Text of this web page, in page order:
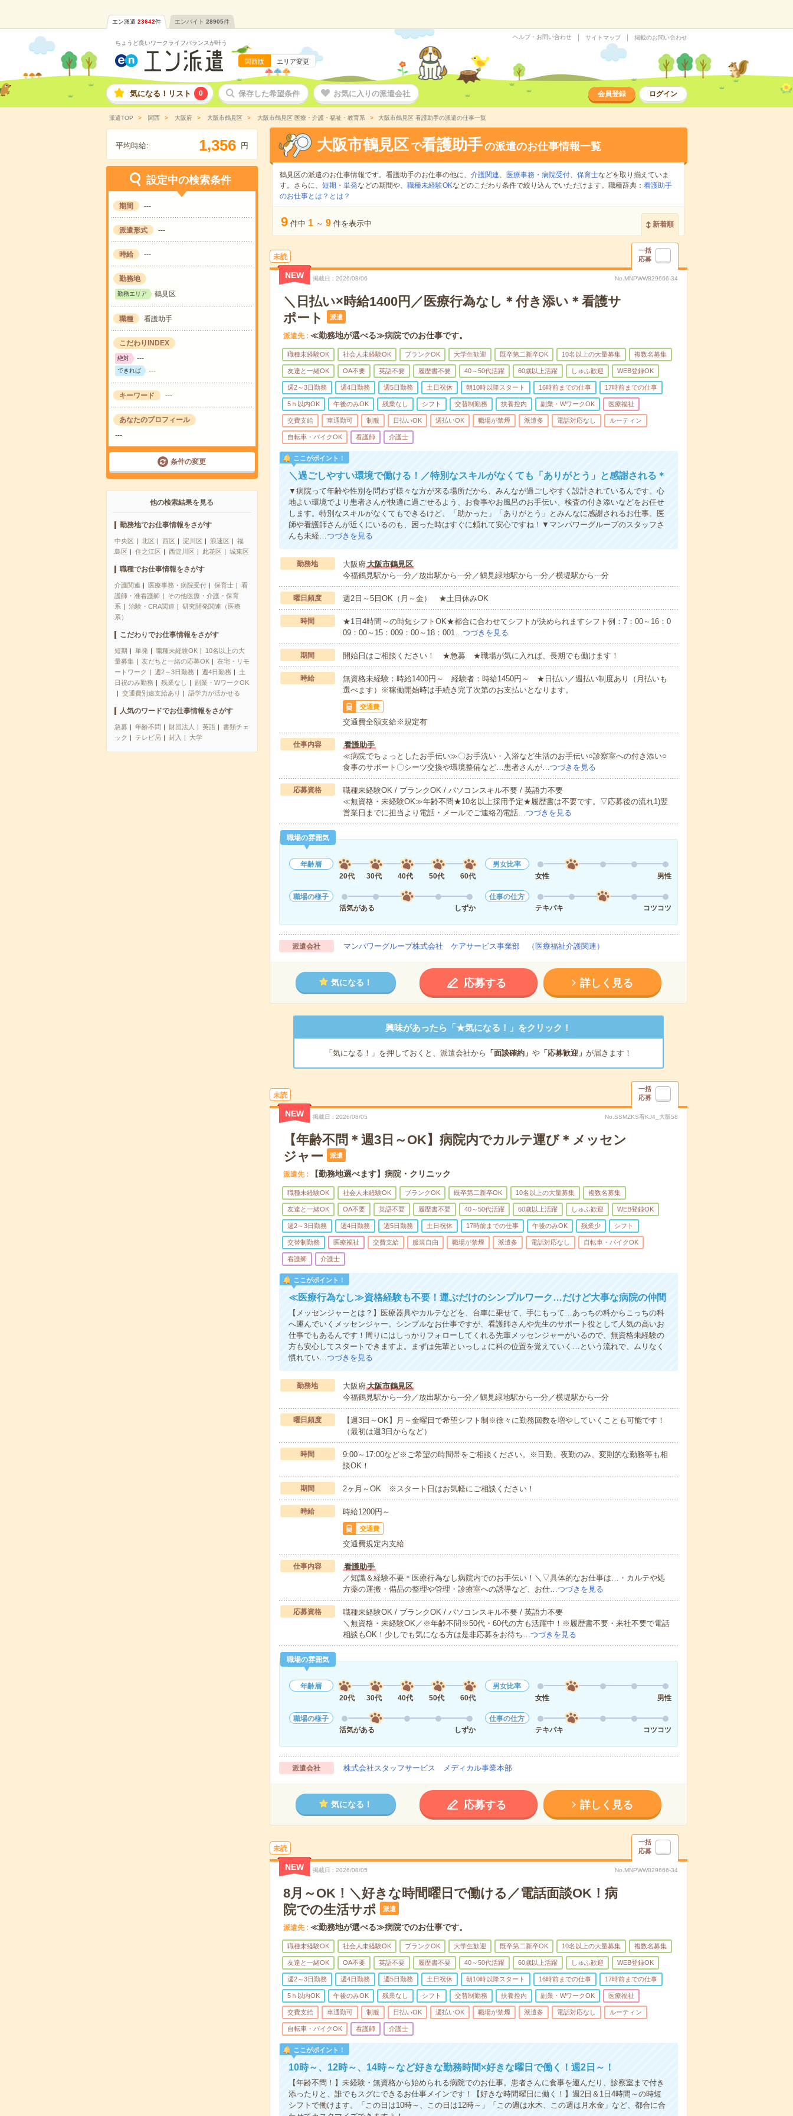
エン派遣 23642件 エンバイト 28905件
ちょうど良いワークライフバランスが叶う
関西版 エリア変更
ヘルプ・お問い合わせ サイトマップ 掲載のお問い合わせ
気になる！リスト 0 保存した希望条件 お気に入りの派遣会社 会員登録 ログイン
派遣TOP 関西 大阪府 大阪市鶴見区 大阪市鶴見区 医療・介護・福祉・教育系 大阪市鶴見区 看護助手の派遣の仕事一覧
平均時給: 1,356 円
設定中の検索条件
期間 ---
派遣形式 ---
時給 ---
勤務地
勤務エリア 鶴見区
職種 看護助手
こだわりINDEX
絶対 ---
できれば ---
キーワード ---
あなたのプロフィール
---
条件の変更
他の検索結果を見る
勤務地でお仕事情報をさがす
中央区 北区 西区 淀川区 浪速区
福
島区
住之江区 西淀川区 此花区 城東区
職種でお仕事情報をさがす
介護関連 医療事務・病院受付 保育士
看
護師・准看護師
その他医療・介護・保育
系
治験・CRA関連
研究開発関連（医療
系）
こだわりでお仕事情報をさがす
短期 単発 職種未経験OK
10名以上の大
量募集
友だちと一緒の応募OK
在宅・リモ
ートワーク
週2～3日勤務 週4日勤務
土
日祝のみ勤務
残業なし
副業・WワークOK
交通費別途支給あり
語学力が活かせる
人気のワードでお仕事情報をさがす
急募 年齢不問 財団法人 英語
書類チェ
ック
テレビ局 封入 大学
大阪市鶴見区 で看護助手の派遣のお仕事情報一覧
鶴見区の派遣のお仕事情報です。看護助手のお仕事の他に、 介護関連、 医療事務・病院受付、 保育士などを取り揃えていま
す。さらに、 短期 ・ 単発などの期間や、 職種未経験OKなどのこだわり条件で絞り込んでいただけます。職種辞典： 看護助手
のお仕事とは？とは？
9 件中 1 ～ 9 件を表示中 新着順
未読
一括
応募
NEW 掲載日 2026/08/06 No.MNPWW829666-34
＼日払い×時給1400円／医療行為なし＊付き添い＊看護サ
ポート
派遣
派遣先 ≪勤務地が選べる≫病院でのお仕事です。
職種未経験OK 社会人未経験OK ブランクOK 大学生歓迎 既卒第二新卒OK 10名以上の大量募集 複数名募集
友達と一緒OK OA不要 英語不要 履歴書不要 40～50代活躍 60歳以上活躍 しゅふ歓迎 WEB登録OK
週2～3日勤務 週4日勤務 週5日勤務 土日祝休 朝10時以降スタート 16時前までの仕事 17時前までの仕事
5ｈ以内OK 午後のみOK 残業なし シフト 交替制勤務 扶養控内 副業・WワークOK 医療福祉
交費支給 車通勤可 制服 日払いOK 週払いOK 職場が禁煙 派遣多 電話対応なし ルーティン
自転車・バイクOK 看護師 介護士
ここがポイント！
＼過ごしやすい環境で働ける！／特別なスキルがなくても「ありがとう」と感謝される＊
▼病院って年齢や性別を問わず様々な方が来る場所だから、みんなが過ごしやすく設計されているんです。心
地よい環境でより患者さんが快適に過ごせるよう、お食事やお風呂のお手伝い、検査の付き添いなどをお任せ
します。特別なスキルがなくてもできるけど、「助かった」「ありがとう」とみんなに感謝されるお仕事。医
師や看護師さんが近くにいるのも、困った時はすぐに頼れて安心ですね！▼マンパワーグループのスタッフさ
んも未経…つづきを見る
勤務地 大阪府大阪市鶴見区
今福鶴見駅から---分／放出駅から---分／鶴見緑地駅から---分／横堤駅から---分
曜日頻度 週2日～5日OK（月～金） ★土日休みOK
時間
★1日4時間～の時短シフトOK★都合に合わせてシフトが決められますシフト例：7：00～16：0
09：00～15：009：00～18：001…つづきを見る
期間 開始日はご相談ください！ ★急募 ★職場が気に入れば、長期でも働けます！
時給
無資格未経験：時給1400円～ 経験者：時給1450円～ ★日払い／週払い制度あり（月払いも
選べます）※稼働開始時は手続き完了次第のお支払いとなります。
交通費
交通費全額支給※規定有
仕事内容
看護助手
≪病院でちょっとしたお手伝い≫〇お手洗い・入浴など生活のお手伝い○診察室への付き添い○
食事のサポート〇シーツ交換や環境整備など…患者さんが…つづきを見る
応募資格
職種未経験OK / ブランクOK / パソコンスキル不要 / 英語力不要
≪無資格・未経験OK≫年齢不問★10名以上採用予定★履歴書は不要です。▽応募後の流れ1)翌
営業日までに担当より電話・メールでご連絡2)電話…つづきを見る
職場の雰囲気
年齢層
20代
30代 40代 50代 60代
男女比率
女性
男性
職場の様子
活気がある
しずか
仕事の仕方
テキパキ
コツコツ
派遣会社 マンパワーグループ株式会社 ケアサービス事業部 （医療福祉介護関連）
気になる！ 応募する 詳しく見る
興味があったら「★気になる！」をクリック！
「気になる！」を押しておくと、派遣会社から 「面談確約」 や「応募歓迎」 が届きます！
未読
一括
応募
NEW 掲載日 2026/08/05 No.SSMZKS看KJ4_大阪58
【年齢不問＊週3日～OK】病院内でカルテ運び＊メッセン
ジャー
派遣
派遣先 【勤務地選べます】病院・クリニック
職種未経験OK 社会人未経験OK ブランクOK 既卒第二新卒OK 10名以上の大量募集 複数名募集
友達と一緒OK OA不要 英語不要 履歴書不要 40～50代活躍 60歳以上活躍 しゅふ歓迎 WEB登録OK
週2～3日勤務 週4日勤務 週5日勤務 土日祝休 17時前までの仕事 午後のみOK 残業少 シフト
交替制勤務 医療福祉 交費支給 服装自由 職場が禁煙 派遣多 電話対応なし 自転車・バイクOK
看護師 介護士
ここがポイント！
≪医療行為なし≫資格経験も不要！運ぶだけのシンプルワーク…だけど大事な病院の仲間
【メッセンジャーとは？】医療器具やカルテなどを、台車に乗せて、手にもって…あっちの科からこっちの科
へ運んでいくメッセンジャー。シンプルなお仕事ですが、看護師さんや先生のサポート役として人気の高いお
仕事でもあるんです！周りにはしっかりフォローしてくれる先輩メッセンジャーがいるので、無資格未経験の
方も安心してスタートできますよ。まずは先輩といっしょに科の位置を覚えていく…という流れで、ムリなく
慣れてい…つづきを見る
勤務地 大阪府大阪市鶴見区
今福鶴見駅から---分／放出駅から---分／鶴見緑地駅から---分／横堤駅から---分
曜日頻度
【週3日～OK】月～金曜日で希望シフト制※徐々に勤務回数を増やしていくことも可能です！
（最初は週3日からなど）
時間
9:00～17:00など※ご希望の時間帯をご相談ください。※日勤、夜勤のみ、変則的な勤務等も相
談OK！
期間 2ヶ月～OK ※スタート日はお気軽にご相談ください！
時給 時給1200円～
交通費
交通費規定内支給
仕事内容
看護助手
／知識＆経験不要＊医療行為なし病院内でのお手伝い！＼▽具体的なお仕事は…・カルテや処
方薬の運搬・備品の整理や管理・診療室への誘導など、お仕…つづきを見る
応募資格
職種未経験OK / ブランクOK / パソコンスキル不要 / 英語力不要
＼無資格・未経験OK／※年齢不問※50代・60代の方も活躍中！※履歴書不要・来社不要で電話
相談もOK！少しでも気になる方は是非応募をお待ち…つづきを見る
職場の雰囲気
年齢層
20代
30代 40代 50代 60代
男女比率
女性
男性
職場の様子
活気がある
しずか
仕事の仕方
テキパキ
コツコツ
派遣会社 株式会社スタッフサービス メディカル事業本部
気になる！ 応募する 詳しく見る
未読
一括
応募
NEW 掲載日 2026/08/05 No.MNPWW829666-34
8月～OK！＼好きな時間曜日で働ける／電話面談OK！病
院での生活サポ
派遣
派遣先 ≪勤務地が選べる≫病院でのお仕事です。
職種未経験OK 社会人未経験OK ブランクOK 大学生歓迎 既卒第二新卒OK 10名以上の大量募集 複数名募集
友達と一緒OK OA不要 英語不要 履歴書不要 40～50代活躍 60歳以上活躍 しゅふ歓迎 WEB登録OK
週2～3日勤務 週4日勤務 週5日勤務 土日祝休 朝10時以降スタート 16時前までの仕事 17時前までの仕事
5ｈ以内OK 午後のみOK 残業なし シフト 交替制勤務 扶養控内 副業・WワークOK 医療福祉
交費支給 車通勤可 制服 日払いOK 週払いOK 職場が禁煙 派遣多 電話対応なし ルーティン
自転車・バイクOK 看護師 介護士
ここがポイント！
10時～、12時～、14時～など好きな勤務時間×好きな曜日で働く！週2日～！
【年齢不問！】未経験・無資格から始められる病院でのお仕事。患者さんに食事を運んだり、診察室まで付き
添ったりと、誰でもスグにできるお仕事メインです！【好きな時間曜日に働く！】週2日＆1日4時間～の時短
シフトで働けます。「この日は10時～、この日は12時～」「この週は水木、この週は月水金」など、都合に合